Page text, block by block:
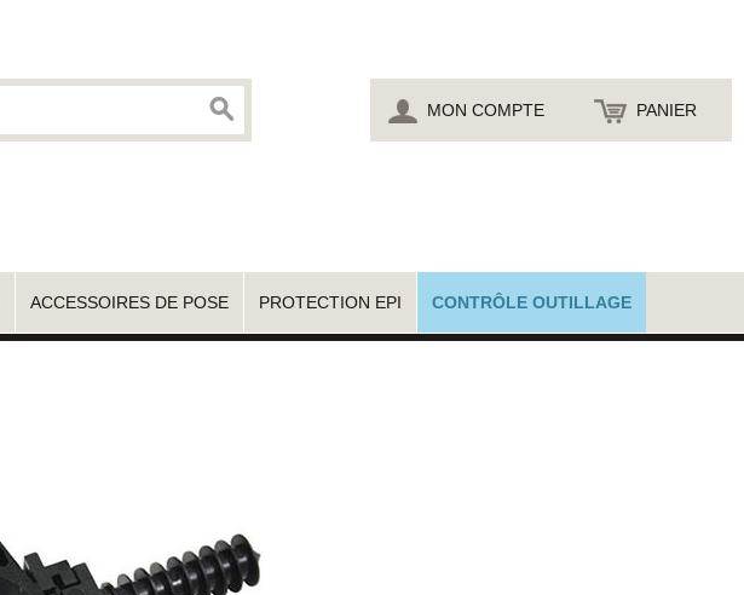
MON COMPTE PANIER
ACCESSOIRES DE POSE PROTECTION EPI CONTRÔLE OUTILLAGE